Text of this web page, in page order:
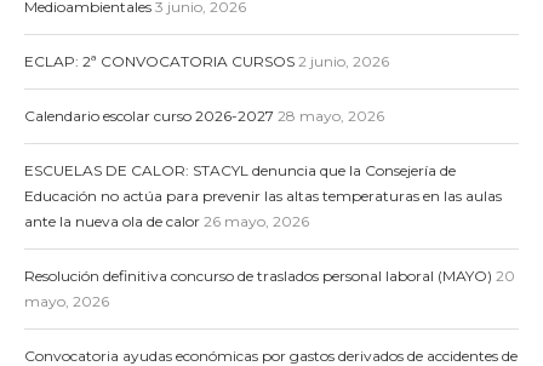
Medioambientales 3 junio, 2026
ECLAP: 2ª CONVOCATORIA CURSOS 2 junio, 2026
Calendario escolar curso 2026-2027 28 mayo, 2026
ESCUELAS DE CALOR: STACYL denuncia que la Consejería de
Educación no actúa para prevenir las altas temperaturas en las aulas
ante la nueva ola de calor 26 mayo, 2026
Resolución definitiva concurso de traslados personal laboral (MAYO) 20
mayo, 2026
Convocatoria ayudas económicas por gastos derivados de accidentes de